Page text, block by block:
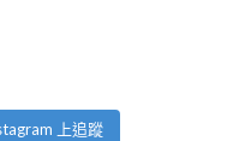
上追蹤